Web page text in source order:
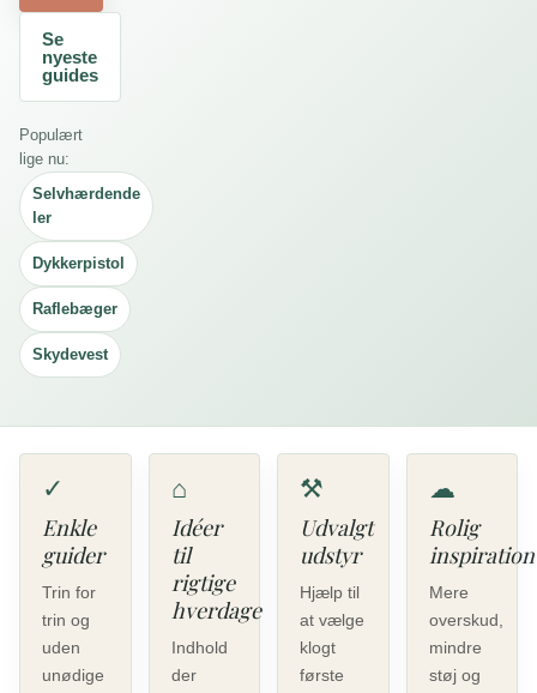
Se
nyeste
guides
Populært
lige nu:
Selvhærdende
ler
Dykkerpistol
Raflebæger
Skydevest
✓
Enkle
guider
Trin for
trin og
uden
unødige
⌂
Idéer
til
rigtige
hverdage
Indhold
der
⚒
Udvalgt
udstyr
Hjælp til
at vælge
klogt
første
☁
Rolig
inspiration
Mere
overskud,
mindre
støj og